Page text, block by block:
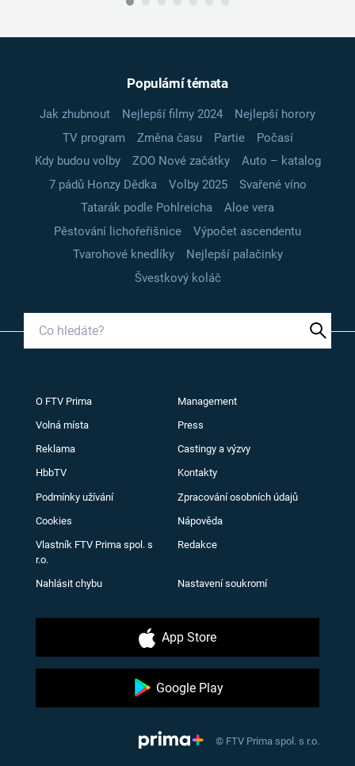
Populární témata
Jak zhubnout Nejlepší filmy 2024
Nejlepší horory
TV program
Změna času Partie
Počasí
Kdy budou volby
ZOO Nové začátky
Auto – katalog
7 pádů Honzy Dědka
Volby 2025
Svařené víno
Tatarák podle Pohlreicha
Aloe vera
Pěstování lichořeřišnice
Výpočet ascendentu
Tvarohové knedlíky
Nejlepší palačinky
Švestkový koláč
O FTV Prima Management
Volná místa Press
Reklama Castingy a výzvy
HbbTV Kontakty
Podmínky užívání Zpracování osobních údajů
Cookies Nápověda
Vlastník FTV Prima spol. s
r.o.
Redakce
Nahlásit chybu Nastavení soukromí
App Store
Google Play
© FTV Prima spol. s r.o.